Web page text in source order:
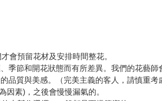
會預留花材及安排時間整花。
季節和開花狀態而有所差異。我們的花藝
品質與美感。（完美主義的客人，請慎重考
因素)，之後會慢慢漏氣的。